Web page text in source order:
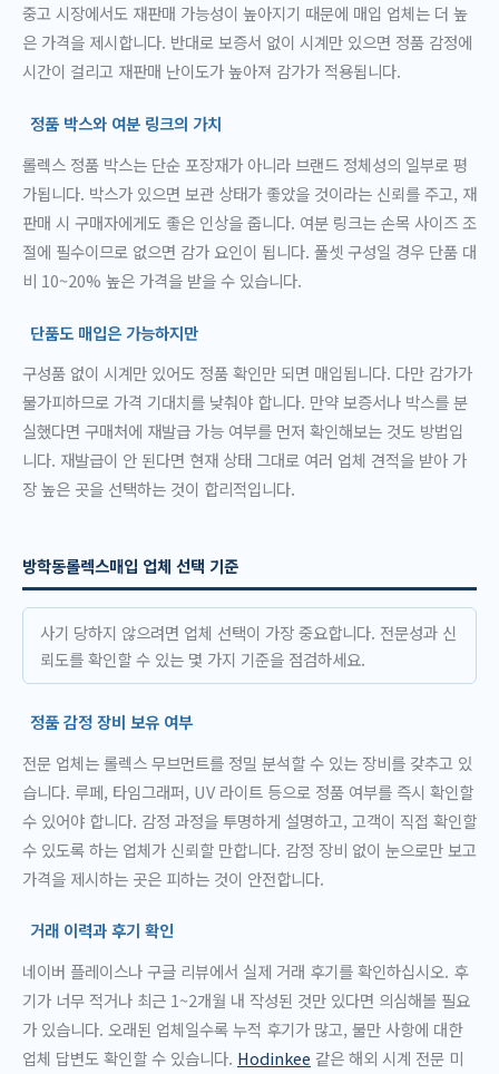
중고 시장에서도 재판매 가능성이 높아지기 때문에 매입 업체는 더 높
은 가격을 제시합니다. 반대로 보증서 없이 시계만 있으면 정품 감정에
시간이 걸리고 재판매 난이도가 높아져 감가가 적용됩니다.
정품 박스와 여분 링크의 가치
롤렉스 정품 박스는 단순 포장재가 아니라 브랜드 정체성의 일부로 평
가됩니다. 박스가 있으면 보관 상태가 좋았을 것이라는 신뢰를 주고, 재
판매 시 구매자에게도 좋은 인상을 줍니다. 여분 링크는 손목 사이즈 조
절에 필수이므로 없으면 감가 요인이 됩니다. 풀셋 구성일 경우 단품 대
비 10~20% 높은 가격을 받을 수 있습니다.
단품도 매입은 가능하지만
구성품 없이 시계만 있어도 정품 확인만 되면 매입됩니다. 다만 감가가
불가피하므로 가격 기대치를 낮춰야 합니다. 만약 보증서나 박스를 분
실했다면 구매처에 재발급 가능 여부를 먼저 확인해보는 것도 방법입
니다. 재발급이 안 된다면 현재 상태 그대로 여러 업체 견적을 받아 가
장 높은 곳을 선택하는 것이 합리적입니다.
방학동롤렉스매입 업체 선택 기준
사기 당하지 않으려면 업체 선택이 가장 중요합니다. 전문성과 신
뢰도를 확인할 수 있는 몇 가지 기준을 점검하세요.
정품 감정 장비 보유 여부
전문 업체는 롤렉스 무브먼트를 정밀 분석할 수 있는 장비를 갖추고 있
습니다. 루페, 타임그래퍼, UV 라이트 등으로 정품 여부를 즉시 확인할
수 있어야 합니다. 감정 과정을 투명하게 설명하고, 고객이 직접 확인할
수 있도록 하는 업체가 신뢰할 만합니다. 감정 장비 없이 눈으로만 보고
가격을 제시하는 곳은 피하는 것이 안전합니다.
거래 이력과 후기 확인
네이버 플레이스나 구글 리뷰에서 실제 거래 후기를 확인하십시오. 후
기가 너무 적거나 최근 1~2개월 내 작성된 것만 있다면 의심해볼 필요
가 있습니다. 오래된 업체일수록 누적 후기가 많고, 불만 사항에 대한
업체 답변도 확인할 수 있습니다. Hodinkee 같은 해외 시계 전문 미